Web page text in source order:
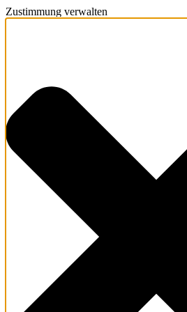
Zustimmung verwalten